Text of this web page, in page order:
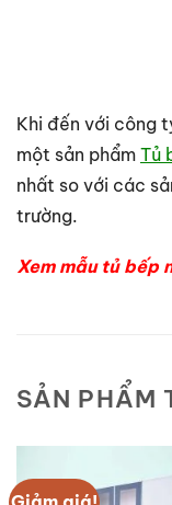
Khi đến với công
một sản phẩm Tủ
nhất so với các
trường.
Xem mẫu tủ bếp
SẢN PHẨM